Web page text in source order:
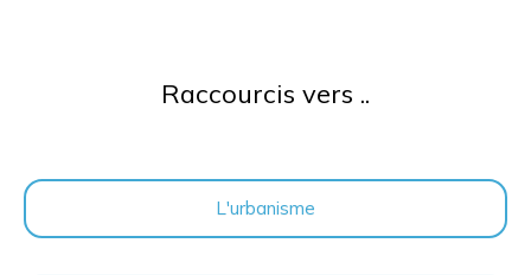
Raccourcis vers ..
L'urbanisme